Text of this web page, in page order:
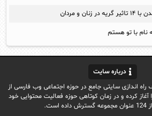
و مردان
نام با تو هستم
درباره سایت
راه اندازی سایتی جامع در حوزه اجتماعی وب فارسی از
خود را آغاز کرده و در زمان کوتاهی حوزه فعالیت محتوایی خود